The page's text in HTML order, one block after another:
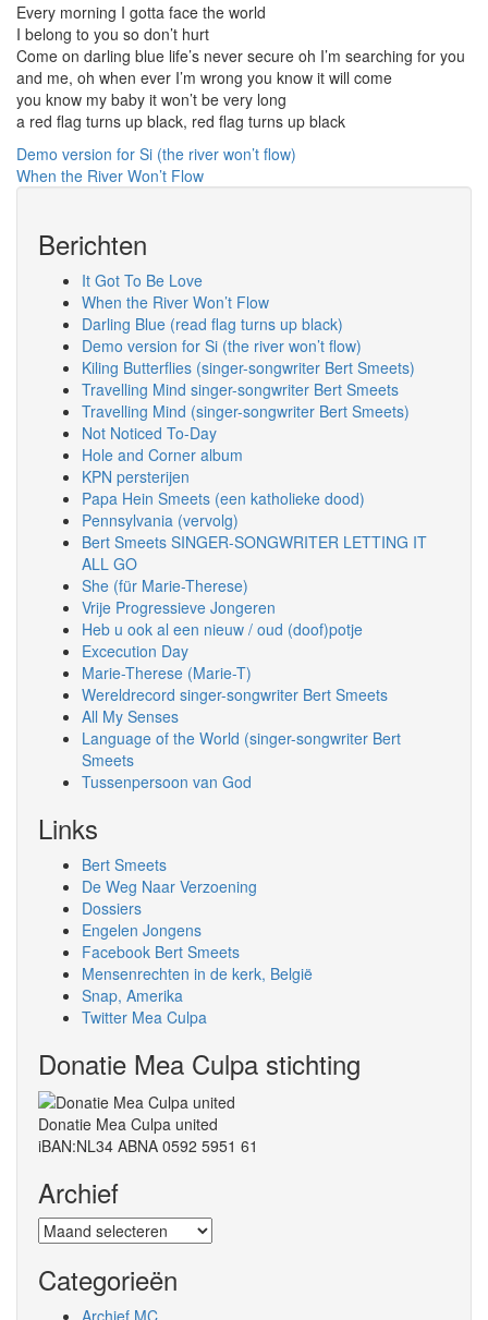
Every morning I gotta face the world
I belong to you so don’t hurt
Come on darling blue life’s never secure oh I’m searching for you
and me, oh when ever I’m wrong you know it will come
you know my baby it won’t be very long
a red flag turns up black, red flag turns up black
Bericht
navigatie
Demo version for Si (the river won’t flow)
When the River Won’t Flow
Berichten
It Got To Be Love
When the River Won’t Flow
Darling Blue (read flag turns up black)
Demo version for Si (the river won’t flow)
Kiling Butterflies (singer-songwriter Bert Smeets)
Travelling Mind singer-songwriter Bert Smeets
Travelling Mind (singer-songwriter Bert Smeets)
Not Noticed To-Day
Hole and Corner album
KPN persterijen
Papa Hein Smeets (een katholieke dood)
Pennsylvania (vervolg)
Bert Smeets SINGER-SONGWRITER LETTING IT
ALL GO
She (für Marie-Therese)
Vrije Progressieve Jongeren
Heb u ook al een nieuw / oud (doof)potje
Excecution Day
Marie-Therese (Marie-T)
Wereldrecord singer-songwriter Bert Smeets
All My Senses
Language of the World (singer-songwriter Bert
Smeets
Tussenpersoon van God
Links
Bert Smeets
De Weg Naar Verzoening
Dossiers
Engelen Jongens
Facebook Bert Smeets
Mensenrechten in de kerk, België
Snap, Amerika
Twitter Mea Culpa
Donatie Mea Culpa stichting
Donatie Mea Culpa united
iBAN:NL34 ABNA 0592 5951 61
Archief
Archief
Categorieën